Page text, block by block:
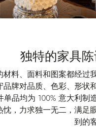
独特的家具
材料、面料和图案都经过
品牌对品质、色彩、形状
单品均为 100% 意大利制
忱，力求独一无二，满足
到的